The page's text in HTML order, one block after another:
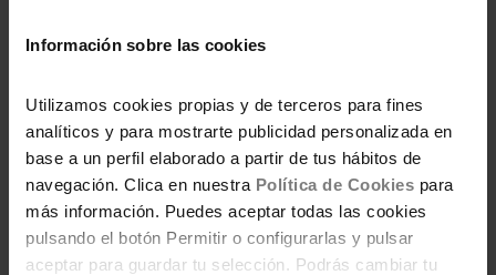
Información sobre las cookies
Utilizamos cookies propias y de terceros para fines
analíticos y para mostrarte publicidad personalizada en
base a un perfil elaborado a partir de tus hábitos de
navegación. Clica en nuestra Política de Cookies para
más información. Puedes aceptar todas las cookies
pulsando el botón Permitir o configurarlas y pulsar
aceptar para guardar tu selección. Podrás cambiar tu
Visita Dinópolis 2×1